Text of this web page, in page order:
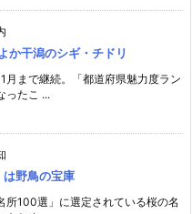
か干潟のシギ・チドリ
月まで継続。「都道府県魅力度ラン
ったこ ...
野鳥の宝庫
所100選」に選定されている桜の名